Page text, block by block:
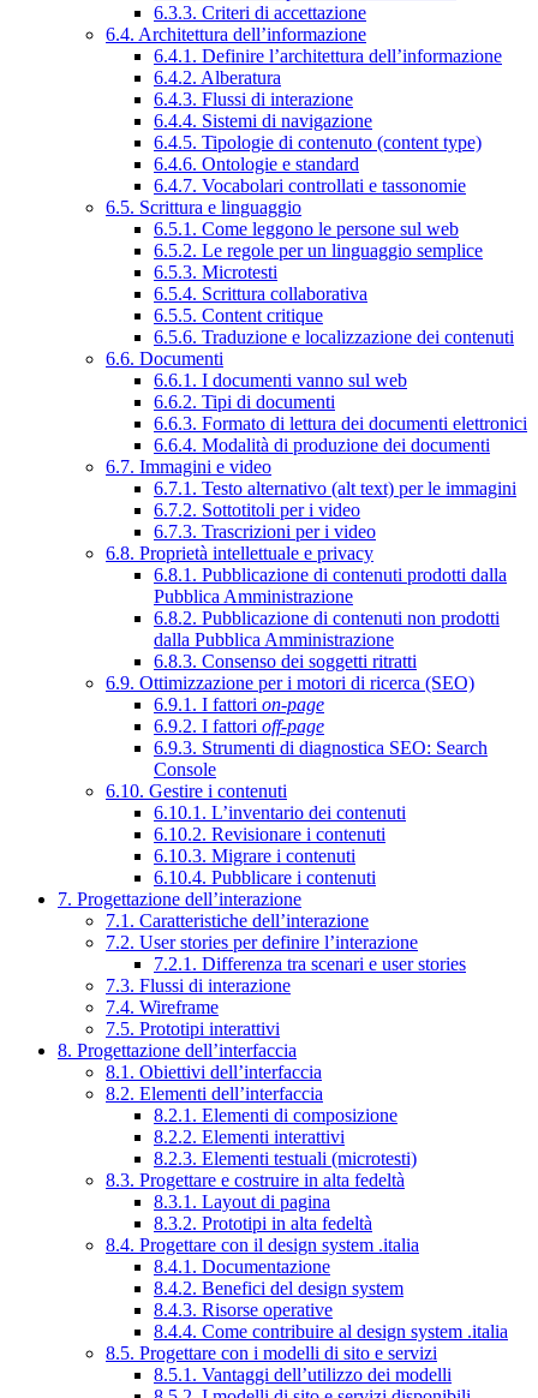
6.3.3. Criteri di accettazione
6.4. Architettura dell’informazione
6.4.1. Definire l’architettura dell’informazione
6.4.2. Alberatura
6.4.3. Flussi di interazione
6.4.4. Sistemi di navigazione
6.4.5. Tipologie di contenuto (content type)
6.4.6. Ontologie e standard
6.4.7. Vocabolari controllati e tassonomie
6.5. Scrittura e linguaggio
6.5.1. Come leggono le persone sul web
6.5.2. Le regole per un linguaggio semplice
6.5.3. Microtesti
6.5.4. Scrittura collaborativa
6.5.5. Content critique
6.5.6. Traduzione e localizzazione dei contenuti
6.6. Documenti
6.6.1. I documenti vanno sul web
6.6.2. Tipi di documenti
6.6.3. Formato di lettura dei documenti elettronici
6.6.4. Modalità di produzione dei documenti
6.7. Immagini e video
6.7.1. Testo alternativo (alt text) per le immagini
6.7.2. Sottotitoli per i video
6.7.3. Trascrizioni per i video
6.8. Proprietà intellettuale e privacy
6.8.1. Pubblicazione di contenuti prodotti dalla
Pubblica Amministrazione
6.8.2. Pubblicazione di contenuti non prodotti
dalla Pubblica Amministrazione
6.8.3. Consenso dei soggetti ritratti
6.9. Ottimizzazione per i motori di ricerca (SEO)
6.9.1. I fattori on-page
6.9.2. I fattori off-page
6.9.3. Strumenti di diagnostica SEO: Search
Console
6.10. Gestire i contenuti
6.10.1. L’inventario dei contenuti
6.10.2. Revisionare i contenuti
6.10.3. Migrare i contenuti
6.10.4. Pubblicare i contenuti
7. Progettazione dell’interazione
7.1. Caratteristiche dell’interazione
7.2. User stories per definire l’interazione
7.2.1. Differenza tra scenari e user stories
7.3. Flussi di interazione
7.4. Wireframe
7.5. Prototipi interattivi
8. Progettazione dell’interfaccia
8.1. Obiettivi dell’interfaccia
8.2. Elementi dell’interfaccia
8.2.1. Elementi di composizione
8.2.2. Elementi interattivi
8.2.3. Elementi testuali (microtesti)
8.3. Progettare e costruire in alta fedeltà
8.3.1. Layout di pagina
8.3.2. Prototipi in alta fedeltà
8.4. Progettare con il design system .italia
8.4.1. Documentazione
8.4.2. Benefici del design system
8.4.3. Risorse operative
8.4.4. Come contribuire al design system .italia
8.5. Progettare con i modelli di sito e servizi
8.5.1. Vantaggi dell’utilizzo dei modelli